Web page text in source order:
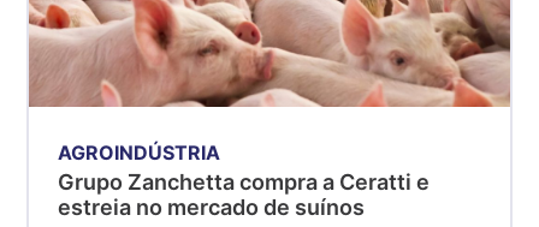
AGROINDÚSTRIA
Grupo Zanchetta compra a Ceratti e
estreia no mercado de suínos